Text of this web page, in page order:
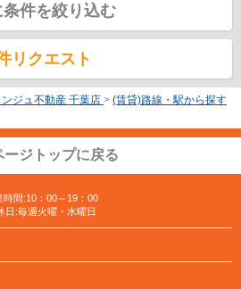
条件を絞り込む
リクエスト
ジュ不動産 千葉店 > (賃貸)路線・駅から探す
ージトップに戻る
時間:10：00～19：00
日:毎週火曜・水曜日